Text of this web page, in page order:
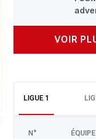
VOIR
LIGUE 1
N° ÉQUIPE